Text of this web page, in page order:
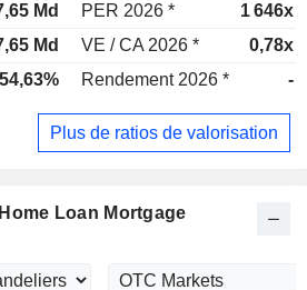
Md PER 2026 *
1 646x
Md VE / CA 2026 *
0,78x
54,63% Rendement 2026 * -
Plus de ratios de valorisation
Loan Mortgage